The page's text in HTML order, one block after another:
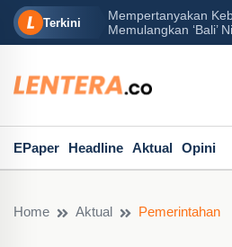
Terkini
Mary...
Peran Besar Tuhan…
EPaper Headline Aktual Opini
Home Aktual Pemerintahan